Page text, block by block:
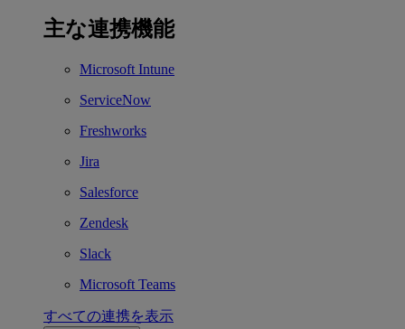
主な連携機能
Microsoft Intune
ServiceNow
Freshworks
Jira
Salesforce
Zendesk
Slack
Microsoft Teams
すべての連携を表示